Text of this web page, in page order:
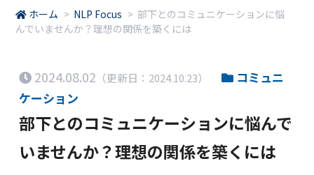
ホーム > NLP Focus > 部下とのコミュニケーションに悩
んでいませんか？理想の関係を築くには
2024.08.02 （更新日：2024.10.23）
コミュニ
ケーション
部下とのコミュニケーションに悩んで
いませんか？理想の関係を築くには